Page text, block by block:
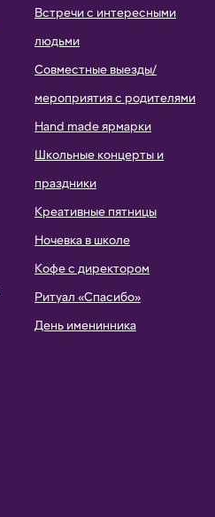
Встречи с интересными
людьми
Совместные выезды/
мероприятия с родителями
Hand made ярмарки
Школьные концерты и
праздники
Креативные пятницы
Ночевка в школе
Кофе с директором
Ритуал «Спасибо»
День именинника